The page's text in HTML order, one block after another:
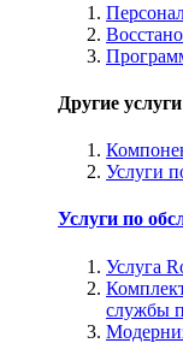
Другие услуги
Услуги
Услуги по
Услуга
службы